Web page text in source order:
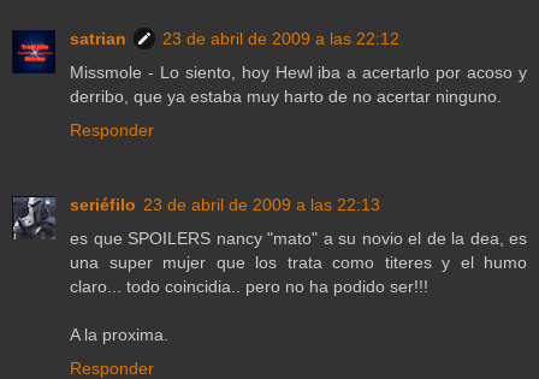
satrian
23 de abril de 2009 a las 22:12
Missmole - Lo siento, hoy Hewl iba a acertarlo por acoso y
derribo, que ya estaba muy harto de no acertar ninguno.
Responder
seriéfilo 23 de abril de 2009 a las 22:13
es que SPOILERS nancy "mato" a su novio el de la dea, es
una super mujer que los trata como titeres y el humo
claro... todo coincidia.. pero no ha podido ser!!!
A la proxima.
Responder